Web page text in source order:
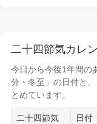
二十四節気カレ
今日から今後1年間の
分・冬至」の日付と
とめています。
二十四節気 日付